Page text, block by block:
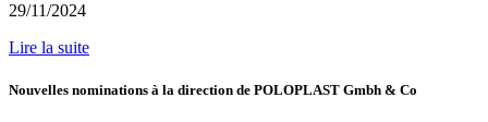
29/11/2024
Lire la suite
Nouvelles nominations à la direction de POLOPLAST Gmbh & Co